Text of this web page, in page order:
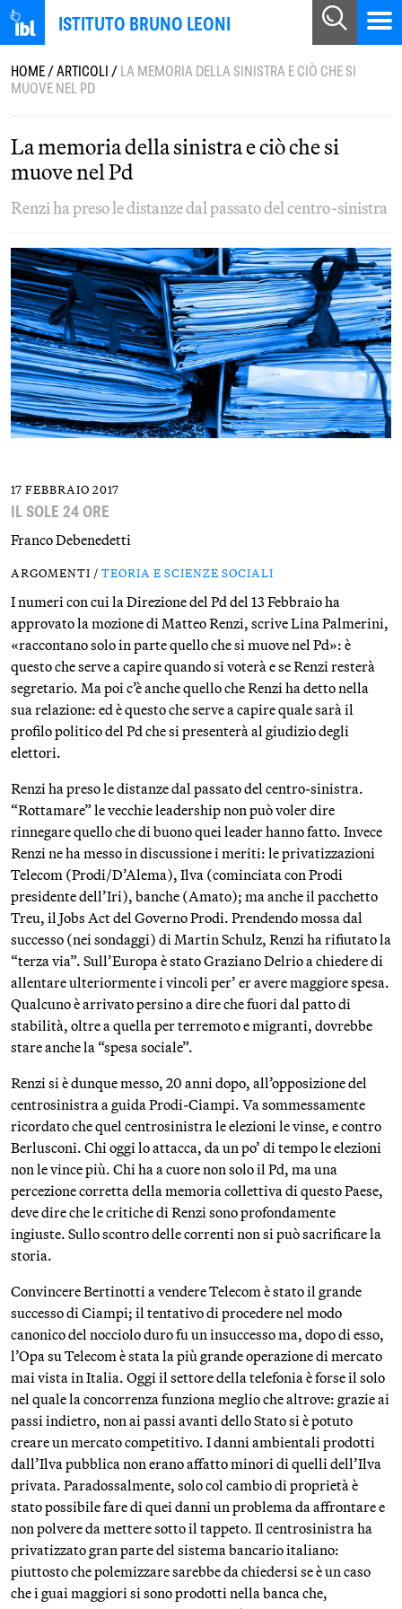
ISTITUTO BRUNO LEONI
HOME/ARTICOLI/LA MEMORIA DELLA SINISTRA E CIÒ CHE SI
MUOVE NEL PD
La memoria della sinistra e ciò che si
muove nel Pd
Renzi ha preso le distanze dal passato del centro-sinistra
17 FEBBRAIO 2017
IL SOLE 24 ORE
Franco Debenedetti
ARGOMENTI / TEORIA E SCIENZE SOCIALI
I numeri con cui la Direzione del Pd del 13 Febbraio ha
approvato la mozione di Matteo Renzi, scrive Lina Palmerini,
«raccontano solo in parte quello che si muove nel Pd»: è
questo che serve a capire quando si voterà e se Renzi resterà
segretario. Ma poi c’è anche quello che Renzi ha detto nella
sua relazione: ed è questo che serve a capire quale sarà il
profilo politico del Pd che si presenterà al giudizio degli
elettori.
Renzi ha preso le distanze dal passato del centro-sinistra.
“Rottamare” le vecchie leadership non può voler dire
rinnegare quello che di buono quei leader hanno fatto. Invece
Renzi ne ha messo in discussione i meriti: le privatizzazioni
Telecom (Prodi/D’Alema), Ilva (cominciata con Prodi
presidente dell’Iri), banche (Amato); ma anche il pacchetto
Treu, il Jobs Act del Governo Prodi. Prendendo mossa dal
successo (nei sondaggi) di Martin Schulz, Renzi ha rifiutato la
“terza via”. Sull’Europa è stato Graziano Delrio a chiedere di
allentare ulteriormente i vincoli per’ er avere maggiore spesa.
Qualcuno è arrivato persino a dire che fuori dal patto di
stabilità, oltre a quella per terremoto e migranti, dovrebbe
stare anche la “spesa sociale”.
Renzi si è dunque messo, 20 anni dopo, all’opposizione del
centrosinistra a guida Prodi-Ciampi. Va sommessamente
ricordato che quel centrosinistra le elezioni le vinse, e contro
Berlusconi. Chi oggi lo attacca, da un po’ di tempo le elezioni
non le vince più. Chi ha a cuore non solo il Pd, ma una
percezione corretta della memoria collettiva di questo Paese,
deve dire che le critiche di Renzi sono profondamente
ingiuste. Sullo scontro delle correnti non si può sacrificare la
storia.
Convincere Bertinotti a vendere Telecom è stato il grande
successo di Ciampi; il tentativo di procedere nel modo
canonico del nocciolo duro fu un insuccesso ma, dopo di esso,
l’Opa su Telecom è stata la più grande operazione di mercato
mai vista in Italia. Oggi il settore della telefonia è forse il solo
nel quale la concorrenza funziona meglio che altrove: grazie ai
passi indietro, non ai passi avanti dello Stato si è potuto
creare un mercato competitivo. I danni ambientali prodotti
dall’Ilva pubblica non erano affatto minori di quelli dell’Ilva
privata. Paradossalmente, solo col cambio di proprietà è
stato possibile fare di quei danni un problema da affrontare e
non polvere da mettere sotto il tappeto. Il centrosinistra ha
privatizzato gran parte del sistema bancario italiano:
piuttosto che polemizzare sarebbe da chiedersi se è un caso
che i guai maggiori si sono prodotti nella banca che,